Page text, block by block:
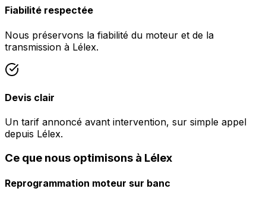
Fiabilité respectée
Nous préservons la fiabilité du moteur et de la
transmission à Lélex.
Devis clair
Un tarif annoncé avant intervention, sur simple appel
depuis Lélex.
Ce que nous optimisons à Lélex
Reprogrammation moteur sur banc